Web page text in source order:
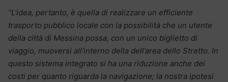
“L’idea, pertanto, è quella di realizzare un efficiente
trasporto pubblico locale con la possibilità che un utente
della città di Messina possa, con un unico biglietto di
viaggio, muoversi all’interno della dell’area dello Stretto. In
questo sistema integrato si ha una riduzione anche dei
costi per quanto riguarda la navigazione; la nostra ipotesi